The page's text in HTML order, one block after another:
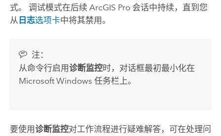
式。 调试模式在后续 ArcGIS Pro会话中持续，直到您
从 日志选项卡中将其禁用。
注：
从命令行启用诊断监控时，对话框最初最小化在
Microsoft Windows 任务栏上。
要使用诊断监控对工作流程进行疑难解答，可在处理问